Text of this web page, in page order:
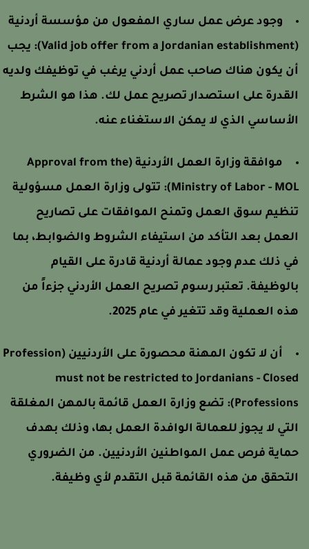
وجود عرض عمل ساري المفعول من مؤسسة أردنية
يجب
يكون هناك صاحب عمل أردني يرغب في توظيفك ولديه
على استصدار تصريح عمل لك. هذا هو الشرط
الذي لا يمكن الاستغناء عنه.
موافقة وزارة العمل الأردنية (Approval from the
Ministry of Labor -
تتولى وزارة العمل مسؤولية
سوق العمل وتمنح الموافقات على تصاريح
بعد التأكد من استيفاء الشروط والضوابط، بما
ذلك عدم وجود عمالة أردنية قادرة على القيام
تعتبر رسوم تصريح العمل الأردني جزءاً من
العملية وقد تتغير في عام 2025.
أن لا تكون المهنة محصورة على الأردنيين (Profession
must not be restricted to Jordanians -
تضع وزارة العمل قائمة بالمهن المغلقة
لا يجوز للعمالة الوافدة العمل بها، وذلك بهدف
فرص عمل المواطنين الأردنيين. من الضروري
من هذه القائمة قبل التقدم لأي وظيفة.